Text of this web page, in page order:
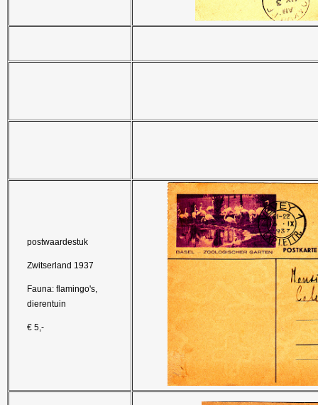
postwaardestuk
Zwitserland 1937
Fauna: flamingo's,
dierentuin
€ 5,-